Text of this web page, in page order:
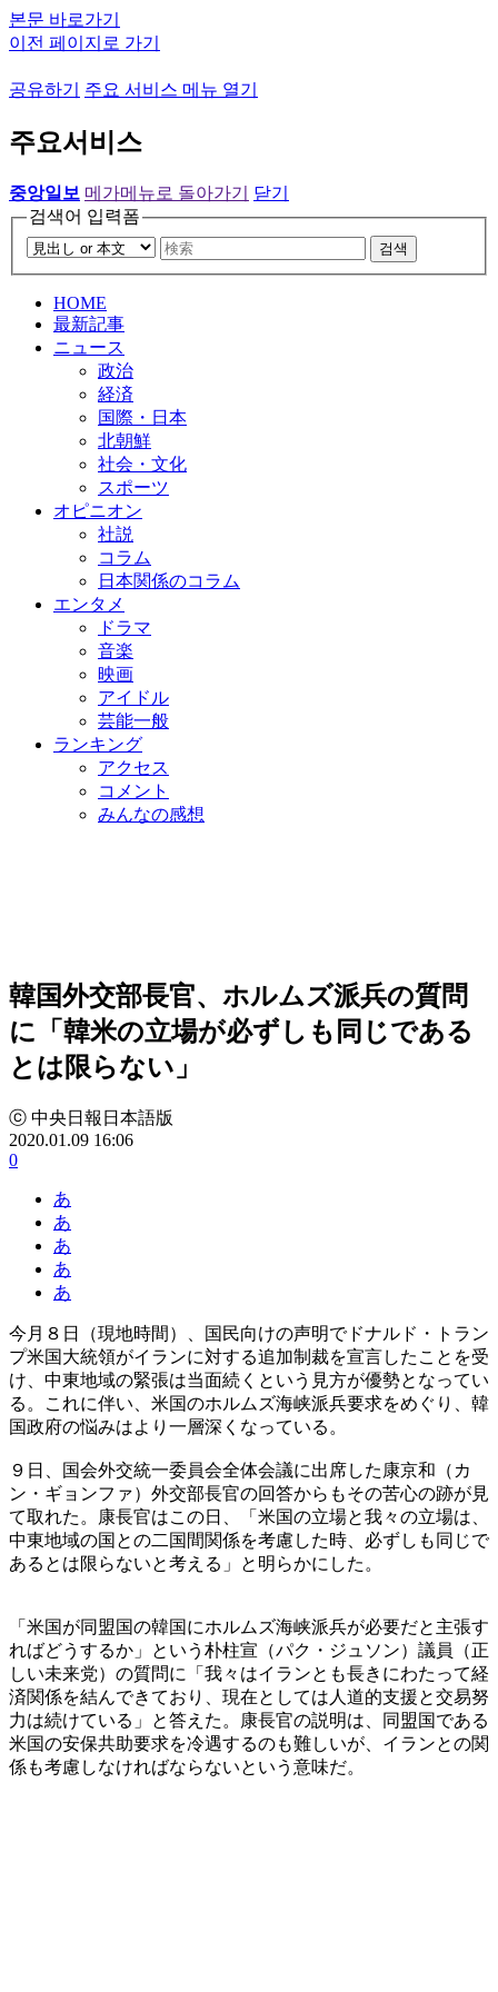
본문 바로가기
이전 페이지로 가기
공유하기 주요 서비스 메뉴 열기
주요서비스
중앙일보 메가메뉴로 돌아가기
닫기
검색어 입력폼
검색
HOME
最新記事
ニュース
政治
経済
国際・日本
北朝鮮
社会・文化
スポーツ
オピニオン
社説
コラム
日本関係のコラム
エンタメ
ドラマ
音楽
映画
アイドル
芸能一般
ランキング
アクセス
コメント
みんなの感想
韓国外交部長官、ホルムズ派兵の質問
に「韓米の立場が必ずしも同じである
とは限らない」
ⓒ 中央日報日本語版
2020.01.09 16:06
0
あ
あ
あ
あ
あ
今月８日（現地時間）、国民向けの声明でドナルド・トラン
プ米国大統領がイランに対する追加制裁を宣言したことを受
け、中東地域の緊張は当面続くという見方が優勢となってい
る。これに伴い、米国のホルムズ海峡派兵要求をめぐり、韓
国政府の悩みはより一層深くなっている。
９日、国会外交統一委員会全体会議に出席した康京和（カ
ン・ギョンファ）外交部長官の回答からもその苦心の跡が見
て取れた。康長官はこの日、「米国の立場と我々の立場は、
中東地域の国との二国間関係を考慮した時、必ずしも同じで
あるとは限らないと考える」と明らかにした。
「米国が同盟国の韓国にホルムズ海峡派兵が必要だと主張す
ればどうするか」という朴柱宣（パク・ジュソン）議員（正
しい未来党）の質問に「我々はイランとも長きにわたって経
済関係を結んできており、現在としては人道的支援と交易努
力は続けている」と答えた。康長官の説明は、同盟国である
米国の安保共助要求を冷遇するのも難しいが、イランとの関
係も考慮しなければならないという意味だ。